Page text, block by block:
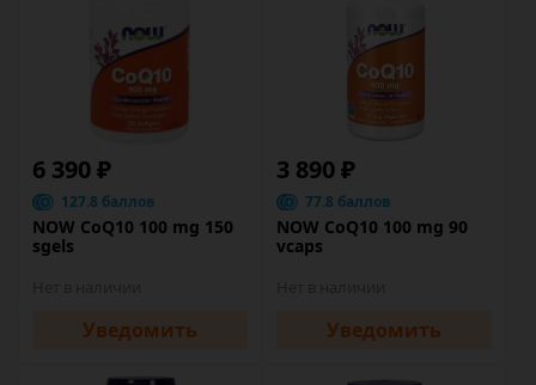
6 390 ₽
127.8 баллов
NOW CoQ10 100 mg 150
sgels
Уведомить
3 890 ₽
77.8 баллов
NOW CoQ10 100 mg 90
vcaps
Уведомить